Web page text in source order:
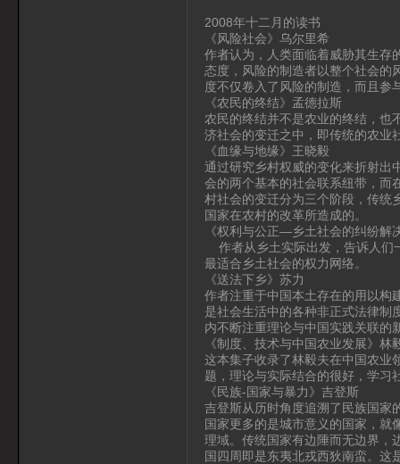
2008年十二月的读书
《风险社会》乌尔里希
作者认为，人类面临着威胁其生存
态度，风险的制造者以整个社会的
度不仅卷入了风险的制造，而且参
《农民的终结》孟德拉斯
农民的终结并不是农业的终结，也
济社会的变迁之中，即传统的农业
《血缘与地缘》王晓毅
通过研究乡村权威的变化来折射出
会的两个基本的社会联系纽带，而
村社会的变迁分为三个阶段，传统
国家在农村的改革所造成的。
《权利与公正—乡土社会的纠纷解
作者从乡土实际出发，告诉人们
最适合乡土社会的权力网络。
《送法下乡》苏力
作者注重于中国本土存在的用以构
是社会生活中的各种非正式法律制
内不断注重理论与中国实践关联的
《制度、技术与中国农业发展》林
这本集子收录了林毅夫在中国农业
题，理论与实际结合的很好，学习
《民族-国家与暴力》吉登斯
吉登斯从历时角度追溯了民族国家
国家更多的是城市意义的国家，就
理域。传统国家有边陲而无边界，
国四周即是东夷北戎西狄南蛮。这